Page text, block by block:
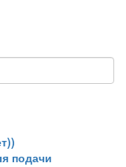
подачи